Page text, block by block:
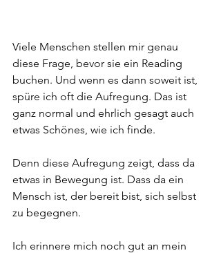
Viele Menschen stellen mir genau
diese Frage, bevor sie ein Reading
buchen. Und wenn es dann soweit ist,
spüre ich oft die Aufregung. Das ist
ganz normal und ehrlich gesagt auch
etwas Schönes, wie ich finde.
Denn diese Aufregung zeigt, dass da
etwas in Bewegung ist. Dass da ein
Mensch ist, der bereit bist, sich selbst
zu begegnen.
Ich erinnere mich noch gut an mein